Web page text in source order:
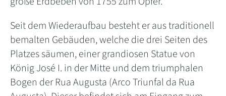
Seit dem Wiederaufbau besteht er aus traditionell
bemalten Gebäuden, welche die drei Seiten des
Platzes säumen, einer grandiosen Statue von
König José I. in der Mitte und dem triumphalen
Bogen der Rua Augusta (Arco Triunfal da Rua